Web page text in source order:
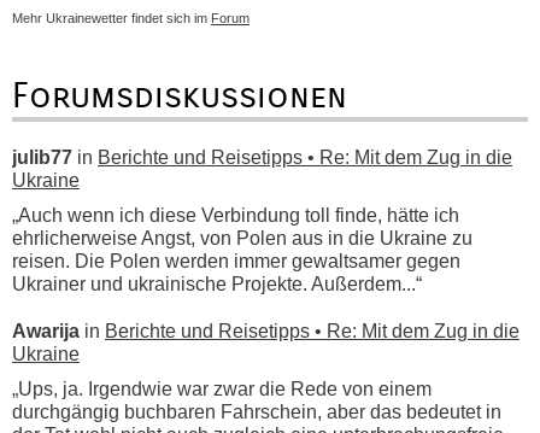
Mehr Ukrainewetter findet sich im Forum
Forumsdiskussionen
julib77 in Berichte und Reisetipps • Re: Mit dem Zug in die
Ukraine
„Auch wenn ich diese Verbindung toll finde, hätte ich
ehrlicherweise Angst, von Polen aus in die Ukraine zu
reisen. Die Polen werden immer gewaltsamer gegen
Ukrainer und ukrainische Projekte. Außerdem...“
Awarija in Berichte und Reisetipps • Re: Mit dem Zug in die
Ukraine
„Ups, ja. Irgendwie war zwar die Rede von einem
durchgängig buchbaren Fahrschein, aber das bedeutet in